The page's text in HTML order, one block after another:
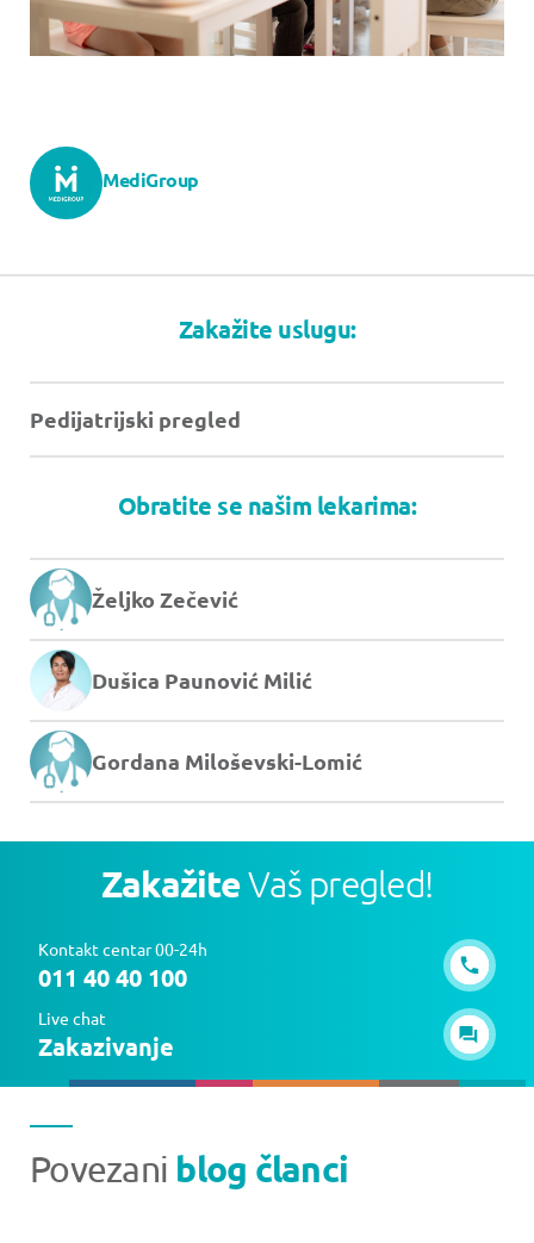
MediGroup
Zakažite uslugu:
Pedijatrijski pregled
Obratite se našim lekarima:
Željko Zečević
Dušica Paunović Milić
Gordana Miloševski-Lomić
ZakažiteVaš pregled!
Kontakt centar 00-24h
011 40 40 100
Live chat
Zakazivanje
Povezani blog članci